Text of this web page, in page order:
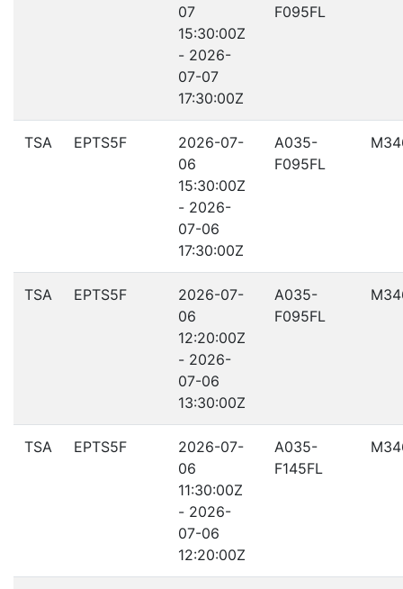
07
15:30:00Z
- 2026-
07-07
17:30:00Z
F095FL
TSA EPTS5F
2026-07-
06
15:30:00Z
- 2026-
07-06
17:30:00Z
A035-
F095FL
TSA EPTS5F
2026-07-
06
12:20:00Z
- 2026-
07-06
13:30:00Z
A035-
F095FL
TSA EPTS5F
2026-07-
06
11:30:00Z
- 2026-
07-06
12:20:00Z
A035-
F145FL